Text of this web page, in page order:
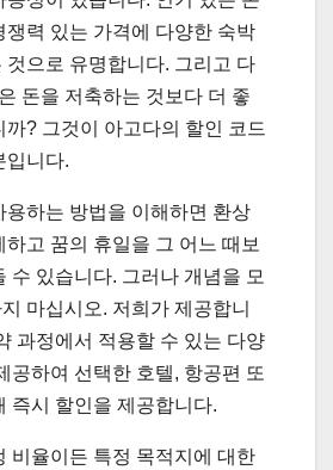
쟁력 있는 가격에 다양한 숙박
것으로 유명합니다. 그리고 다
돈을 저축하는 것보다 더 좋
까? 그것이 아고다의 할인 코드
입니다.
용하는 방법을 이해하면 환상
고 꿈의 휴일을 그 어느 때보
수 있습니다. 그러나 개념을 모
마십시오. 저희가 제공합니
과정에서 적용할 수 있는 다양
공하여 선택한 호텔, 항공편 또
즉시 할인을 제공합니다.
비율이든 특정 목적지에 대한